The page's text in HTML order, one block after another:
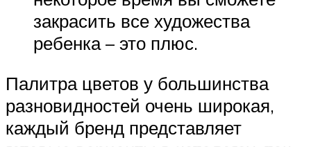
закрасить все художества
ребенка – это плюс.
Палитра цветов у большинства
разновидностей очень широкая,
каждый бренд представляет